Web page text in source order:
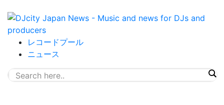
レコードプール
ニュース